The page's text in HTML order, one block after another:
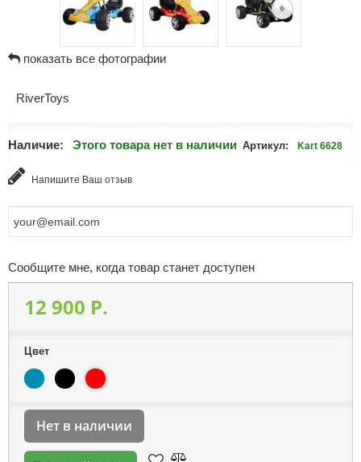
показать все фотографии
RiverToys
Наличие: Этого товара нет в наличии Артикул: Kart 6628
Напишите Ваш отзыв
Сообщите мне, когда товар станет доступен
12 900 P.
Цвет
Нет в наличии